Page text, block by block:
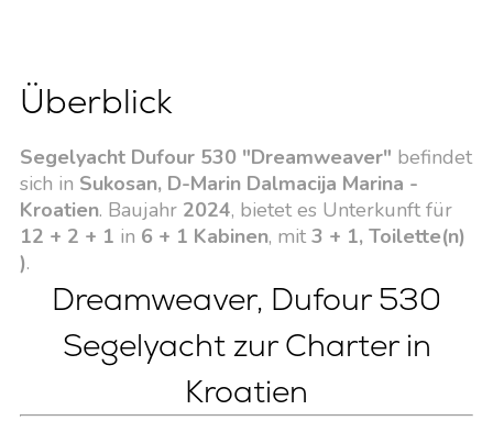
Überblick
Segelyacht Dufour 530 "Dreamweaver" befindet
sich in Sukosan, D-Marin Dalmacija Marina -
Kroatien. Baujahr 2024, bietet es Unterkunft für
12 + 2 + 1 in 6 + 1 Kabinen, mit 3 + 1, Toilette(n)
).
Dreamweaver, Dufour 530
Segelyacht zur Charter in
Kroatien